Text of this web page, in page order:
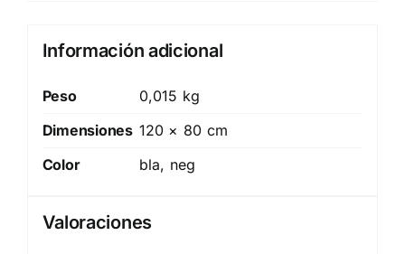
Información adicional
Peso
0,015 kg
Dimensiones 120 × 80 cm
Color
bla, neg
Valoraciones